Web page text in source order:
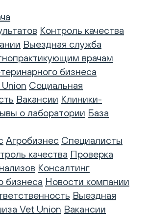
Контроль качества
Выездная служба
врачам
бизнеса
Социальная
Вакансии Клиники-
о лаборатории База
Агробизнес Специалисты
качества Проверка
Консалтинг
бизнеса Новости компании
Выездная
Vet Union Вакансии